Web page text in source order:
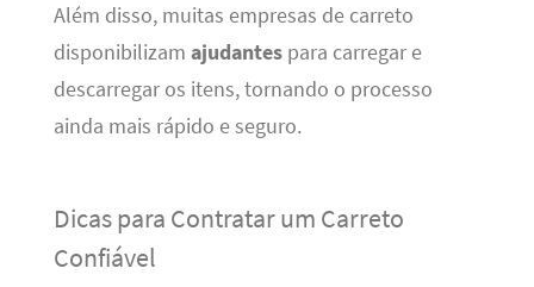
Além disso, muitas empresas de carreto
disponibilizam ajudantespara carregar e
descarregar os itens, tornando o processo
ainda mais rápido e seguro.
Dicas para Contratar um Carreto
Confiável